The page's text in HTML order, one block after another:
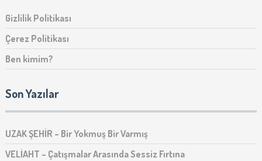
Gizlilik Politikası
Çerez Politikası
Ben kimim?
Son Yazılar
UZAK ŞEHİR – Bir Yokmuş Bir Varmış
VELİAHT – Çatışmalar Arasında Sessiz Fırtına